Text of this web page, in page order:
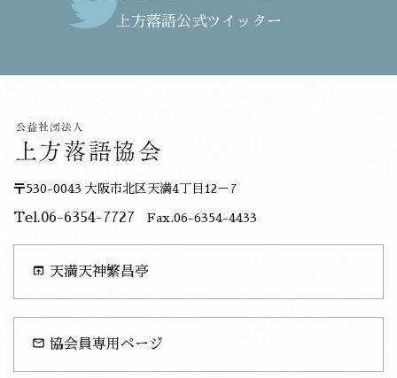
上方落語公式ツイッター
〒530-0043 大阪市北区天満4丁目12－7
Tel.06-6354-7727 Fax.06-6354-4433
open_in_browser 天満天神繁昌亭
mail_outline 協会員専用ページ